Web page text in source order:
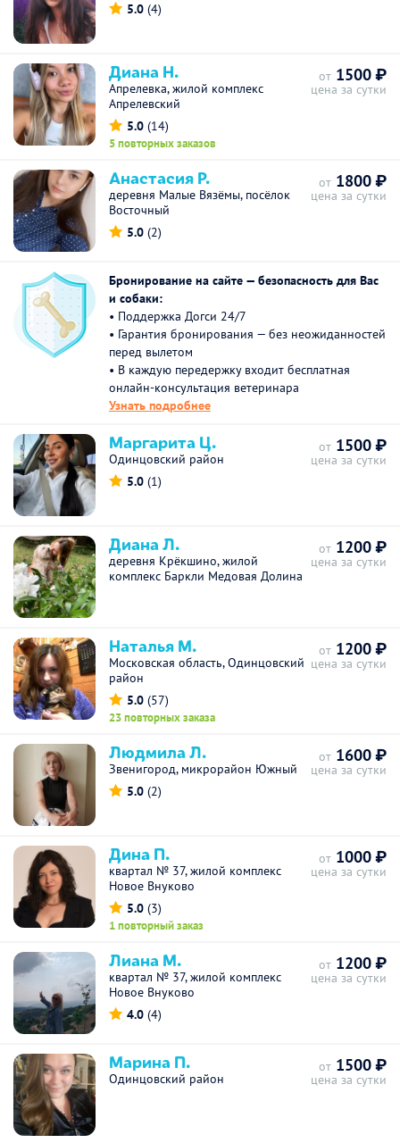
5.0 (4)
Диана Н.
Апрелевка, жилой комплекс
Апрелевский
5.0 (14)
5 повторных заказов
от 1500 ₽
цена за сутки
Анастасия Р.
деревня Малые Вязёмы, посёлок
Восточный
5.0 (2)
от 1800 ₽
цена за сутки
Бронирование на сайте — безопасность для Вас
и собаки:
• Поддержка Догси 24/7
• Гарантия бронирования — без неожиданностей
перед вылетом
• В каждую передержку входит бесплатная
онлайн-консультация ветеринара
Узнать подробнее
Маргарита Ц.
Одинцовский район
5.0 (1)
от 1500 ₽
цена за сутки
Диана Л.
деревня Крёкшино, жилой
комплекс Баркли Медовая Долина
от 1200 ₽
цена за сутки
Наталья М.
Московская область, Одинцовский
район
5.0 (57)
23 повторных заказа
от 1200 ₽
цена за сутки
Людмила Л.
Звенигород, микрорайон Южный
5.0 (2)
от 1600 ₽
цена за сутки
Дина П.
квартал № 37, жилой комплекс
Новое Внуково
5.0 (3)
1 повторный заказ
от 1000 ₽
цена за сутки
Лиана М.
квартал № 37, жилой комплекс
Новое Внуково
4.0 (4)
от 1200 ₽
цена за сутки
Марина П.
Одинцовский район
от 1500 ₽
цена за сутки